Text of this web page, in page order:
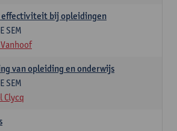
effectiviteit bij opleidingen
SEM
van opleiding en onderwijs
SEM
Clycq